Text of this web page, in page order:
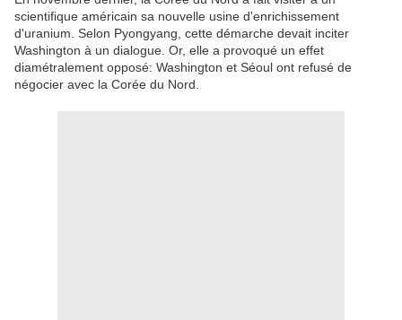
scientifique américain sa nouvelle usine d'enrichissement
d'uranium. Selon Pyongyang, cette démarche devait inciter
Washington à un dialogue. Or, elle a provoqué un effet
diamétralement opposé: Washington et Séoul ont refusé de
négocier avec la Corée du Nord.